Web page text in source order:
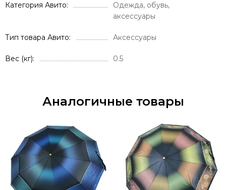
Категория Авито
Одежда, обувь,
аксессуары
Тип товара Авито Аксессуары
Вес (кг) 0.5
Аналогичные товары